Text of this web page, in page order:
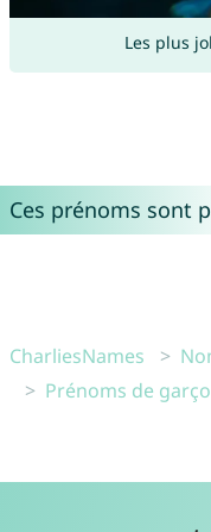
Les plus
Ces prénoms sont
CharliesNames
Prénoms de